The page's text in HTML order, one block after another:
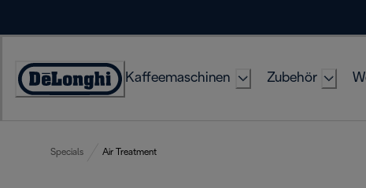
Erklärung
Kaffeemaschinen Zubehör
Specials Air Treatment